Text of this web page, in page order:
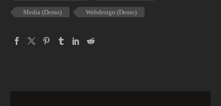
Media (Demo) Webdesign (Demo)